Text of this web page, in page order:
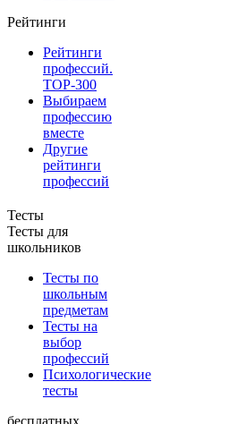
Рейтинги
Рейтинги
профессий.
TOP-300
Выбираем
профессию
вместе
Другие
рейтинги
профессий
Тесты
Тесты для
школьников
Тесты по
школьным
предметам
Тесты на
выбор
профессий
Психологические
тесты
бесплатных